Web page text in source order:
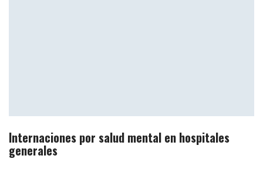
Internaciones por salud mental en hospitales
generales